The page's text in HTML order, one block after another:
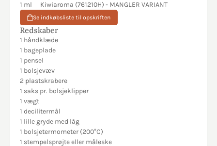
1 ml
Kiwiaroma (761210H) - MANGLER VARIANT
Se indkøbsliste til opskriften
Redskaber
1 håndklæde
1 bageplade
1 pensel
1 bolsjevæv
2 plastskrabere
1 saks pr. bolsjeklipper
1 vægt
1 decilitermål
1 lille gryde med låg
1 bolsjetermometer (200°C)
1 stempelsprøjte eller måleske